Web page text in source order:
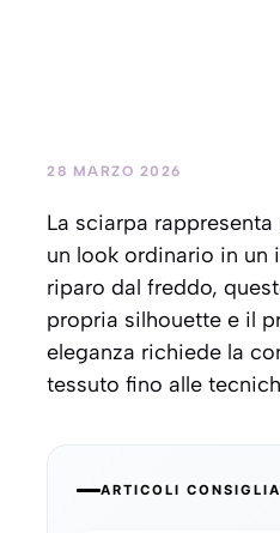
28 MARZO 2026
La sciarpa
un look ordinario in un
riparo dal freddo,
propria silhouette e il
eleganza richiede la
tessuto fino alle
ARTICOLI